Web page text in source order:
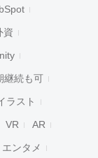
資
継続も可
ラスト
VR AR
エンタメ